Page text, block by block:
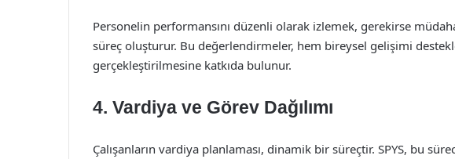
Personelin performansını düzenli olarak izlemek, gerekirse
süreç oluşturur. Bu değerlendirmeler, hem bireysel gelişimi
gerçekleştirilmesine katkıda bulunur.
4. Vardiya ve Görev Dağılımı
Çalışanların vardiya planlaması, dinamik bir süreçtir. SPYS, bu